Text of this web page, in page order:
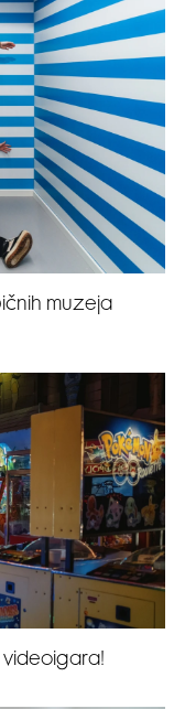
muzeja
videoigara!